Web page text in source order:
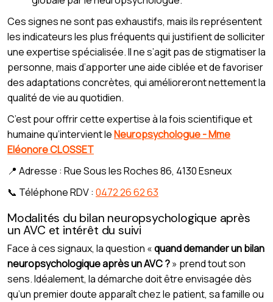
Ces signes ne sont pas exhaustifs, mais ils représentent
les indicateurs les plus fréquents qui justifient de solliciter
une expertise spécialisée. Il ne s’agit pas de stigmatiser la
personne, mais d’apporter une aide ciblée et de favoriser
des adaptations concrètes, qui amélioreront nettement la
qualité de vie au quotidien.
C’est pour offrir cette expertise à la fois scientifique et
humaine qu’intervient leNeuropsychologue - Mme
Eléonore CLOSSET
📍 Adresse : Rue Sous les Roches 86, 4130 Esneux
📞 Téléphone RDV : 0472 26 62 63
Modalités du bilan neuropsychologique après
un AVC et intérêt du suivi
Face à ces signaux, la question «quand demander un bilan
neuropsychologique après un AVC ?» prend tout son
sens. Idéalement, la démarche doit être envisagée dès
qu’un premier doute apparaît chez le patient, sa famille ou